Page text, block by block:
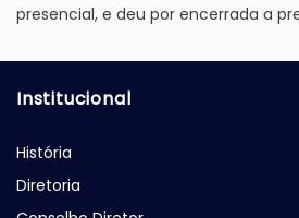
presencial, e deu por encerrada a
Institucional
História
Diretoria